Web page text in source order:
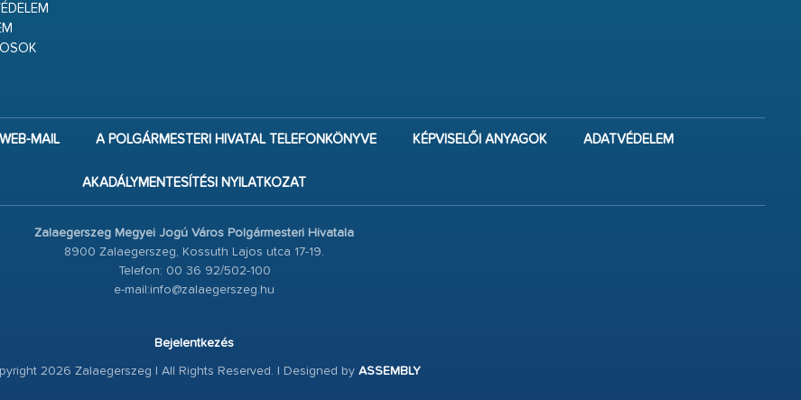
WEB-MAIL A POLGÁRMESTERI HIVATAL TELEFONKÖNYVE KÉPVISELŐI ANYAGOK ADATVÉDELEM
AKADÁLYMENTESÍTÉSI NYILATKOZAT
Zalaegerszeg Megyei Jogú Város Polgármesteri Hivatala
8900 Zalaegerszeg, Kossuth Lajos utca 17-19.
Telefon: 00 36 92/502-100
e-mail:info@zalaegerszeg.hu
Bejelentkezés
2026 Zalaegerszeg | All Rights Reserved. | Designed by ASSEMBLY